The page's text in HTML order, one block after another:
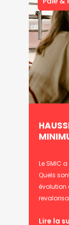
Le SMIC
Quels
évolution
Lire la